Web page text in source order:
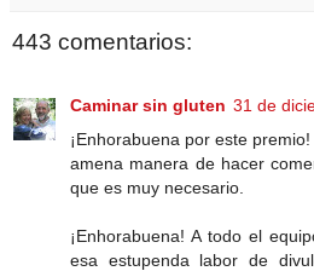
443 comentarios:
Caminar sin gluten 31 de
¡Enhorabuena por este
amena manera de hacer
que es muy necesario.
¡Enhorabuena! A todo el
esa estupenda labor de